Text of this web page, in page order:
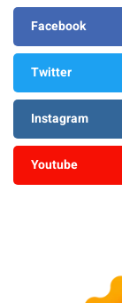
Facebook
Twitter
Instagram
Youtube